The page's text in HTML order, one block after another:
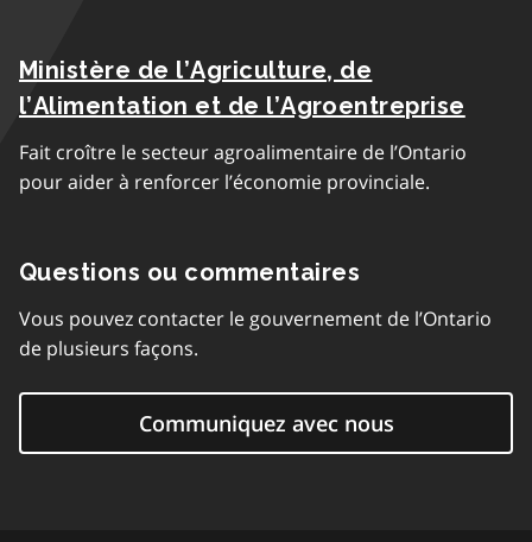
Ministère de l’Agriculture, de
l’Alimentation et de l’Agroentreprise
Fait croître le secteur agroalimentaire de l’Ontario
pour aider à renforcer l’économie provinciale.
Questions ou commentaires
Vous pouvez contacter le gouvernement de l’Ontario
de plusieurs façons.
Communiquez avec nous